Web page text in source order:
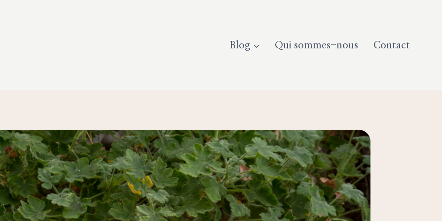
Blog
Qui sommes-nous Contact